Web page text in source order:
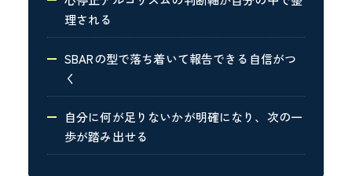
理される
SBARの型で落ち着いて報告できる自信がつ
く
自分に何が足りないかが明確になり、次の一
歩が踏み出せる